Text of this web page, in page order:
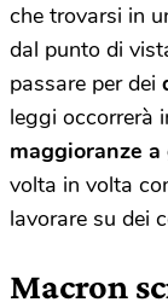
che trovarsi in
dal punto di
passare per dei
leggi occorrerà
maggioranze
volta in volta
lavorare su dei
Macron